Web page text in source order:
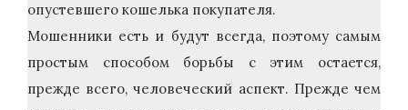
опустевшего кошелька покупателя.
Мошенники есть и будут всегда, поэтому самым
простым способом борьбы с этим остается,
прежде всего, человеческий аспект. Прежде чем